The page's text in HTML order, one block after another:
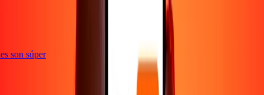
son súper